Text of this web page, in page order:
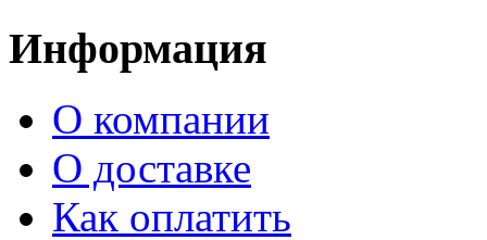
Информация
О компании
О доставке
Как оплатить